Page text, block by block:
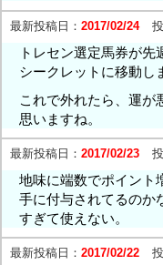
最新投稿日： 2017/02/24
トレセン選定馬券が
シークレットに移動し
これで外れたら、運が
思いますね。
最新投稿日： 2017/02/23
地味に端数でポイント
手に付与されてるのか
すぎて使えない。
最新投稿日： 2017/02/22